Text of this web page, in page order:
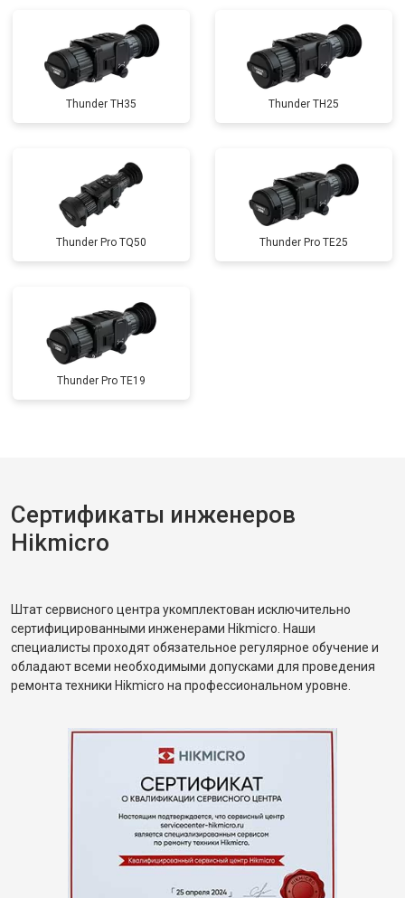
Thunder TH35 Thunder TH25
Thunder Pro TQ50 Thunder Pro TE25
Thunder Pro TE19
Сертификаты инженеров
Hikmicro
Штат сервисного центра укомплектован исключительно
сертифицированными инженерами Hikmicro. Наши
специалисты проходят обязательное регулярное обучение и
обладают всеми необходимыми допусками для проведения
ремонта техники Hikmicro на профессиональном уровне.